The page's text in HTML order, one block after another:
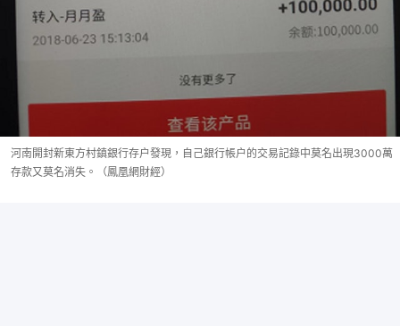
河南開封新東方村鎮銀行存户發現，自己銀行帳户的交易記錄中莫名出現3000萬
存款又莫名消失。（鳳凰網財經）